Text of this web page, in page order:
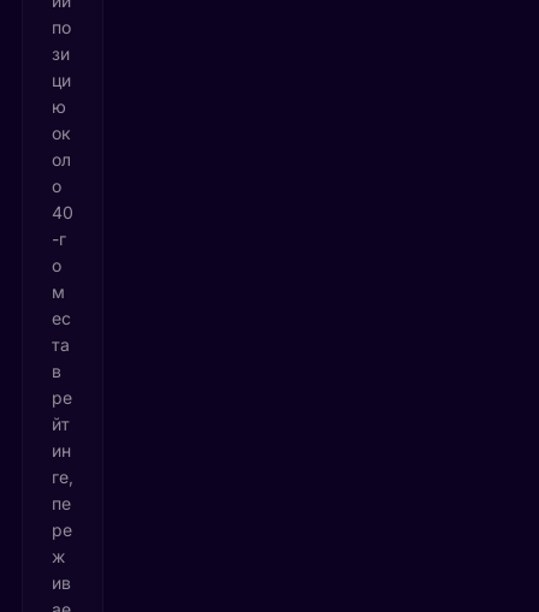
по
зи
ци
ю
ок
ол
о
40
-г
о
м
ес
та
в
ре
йт
ин
ге,
пе
ре
ж
ив